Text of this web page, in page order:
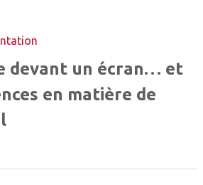
devant un écran… et
en matière de